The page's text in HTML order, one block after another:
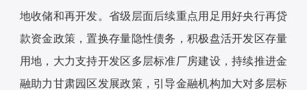
地收储和再开发。省级层面后续重点用足用好央行再贷
款资金政策，置换存量隐性债务，积极盘活开发区存量
用地，大力支持开发区多层标准厂房建设，持续推进金
融助力甘肃园区发展政策，引导金融机构加大对多层标